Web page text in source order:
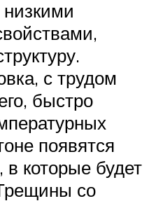
с трудом
быстро
появятся
которые будет
со